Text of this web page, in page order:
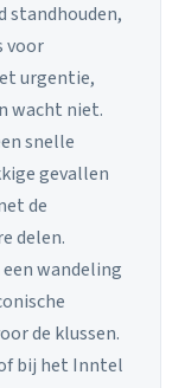
standhouden,
voor
urgentie,
wacht niet.
snelle
gevallen
de
delen.
wandeling
de klussen.
bij het Inntel